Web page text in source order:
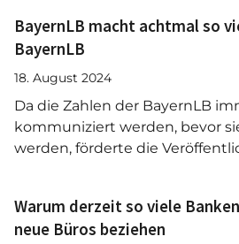
BayernLB macht achtmal so
BayernLB
18. August 2024
Da die Zahlen der BayernLB
kommuniziert werden, bevor
werden, förderte die
Warum derzeit so viele
neue Büros beziehen